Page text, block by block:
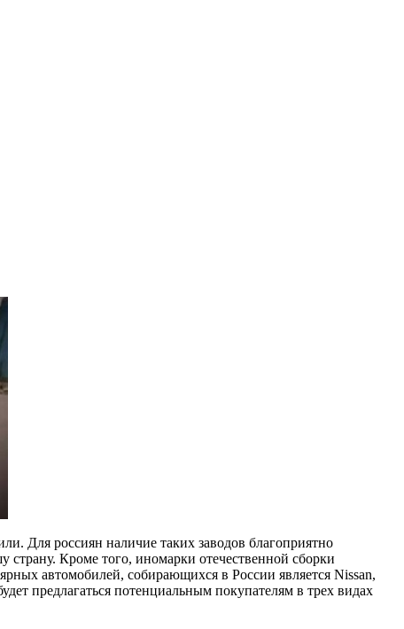
Для россиян наличие таких заводов благоприятно
страну. Кроме того, иномарки отечественной сборки
автомобилей, собирающихся в России является Nissan,
предлагаться потенциальным покупателям в трех видах